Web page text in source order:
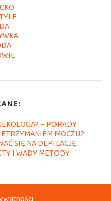
– PORADY
MOCZU?
SIĘ NA DEPILACJĘ
I WADY METODY